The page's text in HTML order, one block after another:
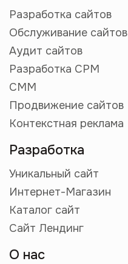
Разработка сайтов
Обслуживание сайтов
Аудит сайтов
Разработка СРМ
СММ
Продвижение сайтов
Контекстная реклама
Разработка
Уникальный сайт
Интернет-Магазин
Каталог сайт
Сайт Лендинг
О нас